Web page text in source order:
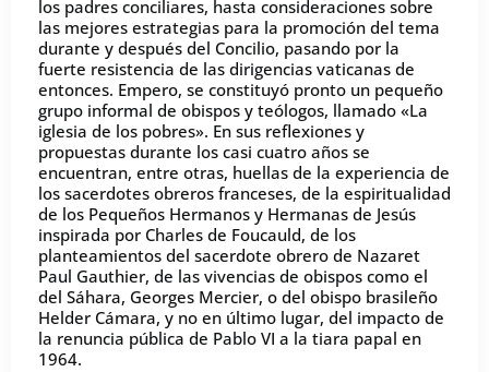
los padres conciliares, hasta consideraciones sobre
las mejores estrategias para la promoción del tema
durante y después del Concilio, pasando por la
fuerte resistencia de las dirigencias vaticanas de
entonces. Empero, se constituyó pronto un pequeño
grupo informal de obispos y teólogos, llamado «La
iglesia de los pobres». En sus reflexiones y
propuestas durante los casi cuatro años se
encuentran, entre otras, huellas de la experiencia de
los sacerdotes obreros franceses, de la espiritualidad
de los Pequeños Hermanos y Hermanas de Jesús
inspirada por Charles de Foucauld, de los
planteamientos del sacerdote obrero de Nazaret
Paul Gauthier, de las vivencias de obispos como el
del Sáhara, Georges Mercier, o del obispo brasileño
Helder Cámara, y no en último lugar, del impacto de
la renuncia pública de Pablo VI a la tiara papal en
1964.